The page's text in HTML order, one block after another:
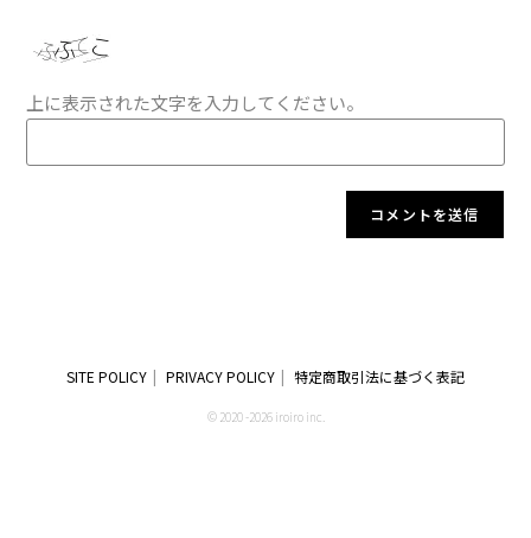
上に表示された文字を入力してください。
SITE POLICY PRIVACY POLICY 特定商取引法に基づく表記
© 2020 -2026 iroiro inc.